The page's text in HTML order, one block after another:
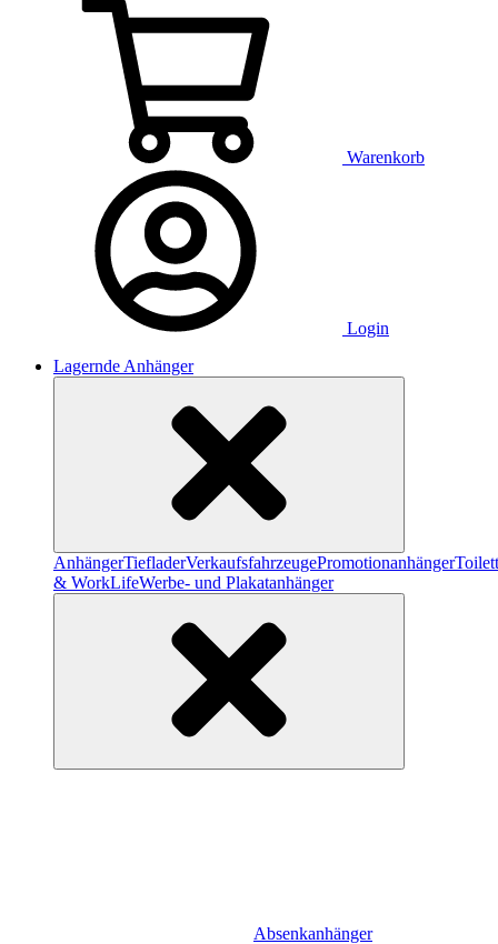
Warenkorb
Login
Lagernde Anhänger
AnhängerTiefladerVerkaufsfahrzeugePromotionanhänger
& WorkLifeWerbe- und Plakatanhänger
Absenkanhänger